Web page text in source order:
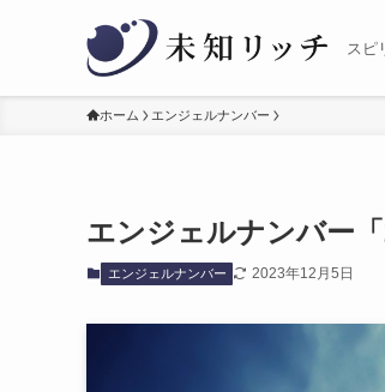
スピ
ホーム エンジェルナンバー
エンジェルナンバー
エンジェルナンバー 2023年12月5日